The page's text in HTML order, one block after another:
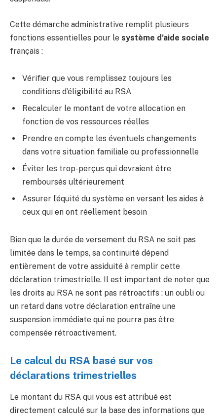
Cette démarche administrative remplit plusieurs
fonctions essentielles pour le système d’aide sociale
français :
Vérifier que vous remplissez toujours les
conditions d’éligibilité au RSA
Recalculer le montant de votre allocation en
fonction de vos ressources réelles
Prendre en compte les éventuels changements
dans votre situation familiale ou professionnelle
Éviter les trop-perçus qui devraient être
remboursés ultérieurement
Assurer l’équité du système en versant les aides à
ceux qui en ont réellement besoin
Bien que la durée de versement du RSA ne soit pas
limitée dans le temps, sa continuité dépend
entièrement de votre assiduité à remplir cette
déclaration trimestrielle. Il est important de noter que
les droits au RSA ne sont pas rétroactifs : un oubli ou
un retard dans votre déclaration entraîne une
suspension immédiate qui ne pourra pas être
compensée rétroactivement.
Le calcul du RSA basé sur vos
déclarations trimestrielles
Le montant du RSA qui vous est attribué est
directement calculé sur la base des informations que